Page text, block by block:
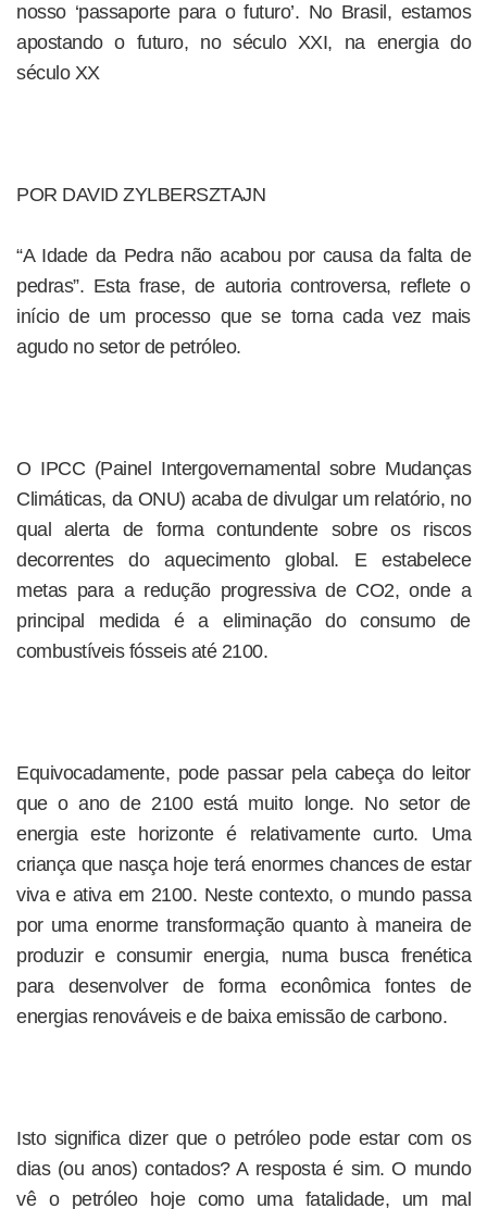
nosso ‘passaporte para o futuro’. No Brasil, estamos
apostando o futuro, no século XXI, na energia do
século XX
POR DAVID ZYLBERSZTAJN
“A Idade da Pedra não acabou por causa da falta de
pedras”. Esta frase, de autoria controversa, reflete o
início de um processo que se torna cada vez mais
agudo no setor de petróleo.
O IPCC (Painel Intergovernamental sobre Mudanças
Climáticas, da ONU) acaba de divulgar um relatório, no
qual alerta de forma contundente sobre os riscos
decorrentes do aquecimento global. E estabelece
metas para a redução progressiva de CO2, onde a
principal medida é a eliminação do consumo de
combustíveis fósseis até 2100.
Equivocadamente, pode passar pela cabeça do leitor
que o ano de 2100 está muito longe. No setor de
energia este horizonte é relativamente curto. Uma
criança que nasça hoje terá enormes chances de estar
viva e ativa em 2100. Neste contexto, o mundo passa
por uma enorme transformação quanto à maneira de
produzir e consumir energia, numa busca frenética
para desenvolver de forma econômica fontes de
energias renováveis e de baixa emissão de carbono.
Isto significa dizer que o petróleo pode estar com os
dias (ou anos) contados? A resposta é sim. O mundo
vê o petróleo hoje como uma fatalidade, um mal